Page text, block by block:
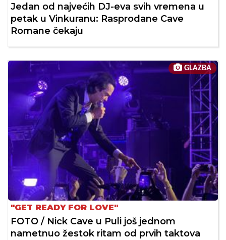
Jedan od najvećih DJ-eva svih vremena u
petak u Vinkuranu: Rasprodane Cave
Romane čekaju
GLAZBA
"GET READY FOR LOVE"
FOTO / Nick Cave u Puli još jednom
nametnuo žestok ritam od prvih taktova